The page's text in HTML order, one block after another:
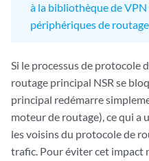
à la bibliothèque de
périphériques de routage
Si le processus de protocole
routage principal NSR se
principal redémarre
moteur de routage), ce qui a
les voisins du protocole de
trafic. Pour éviter cet impact